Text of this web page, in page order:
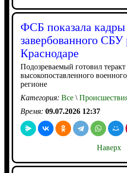
ФСБ показала кадры
завербованного СБУ
Краснодаре
Подозреваемый готовил
высокопоставленного
регионе
Категория: Все\
Время: 09.07.2026 12:37
Наверх